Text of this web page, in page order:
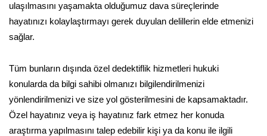
ulaşılmasını yaşamakta olduğumuz dava süreçlerinde
hayatınızı kolaylaştırmayı gerek duyulan delillerin elde etmenizi
sağlar.
Tüm bunların dışında özel dedektiflik hizmetleri hukuki
konularda da bilgi sahibi olmanızı bilgilendirilmenizi
yönlendirilmenizi ve size yol gösterilmesini de kapsamaktadır.
Özel hayatınız veya iş hayatınız fark etmez her konuda
araştırma yapılmasını talep edebilir kişi ya da konu ile ilgili